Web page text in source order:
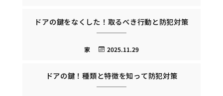
ドアの鍵をなくした！取るべき行動と防犯対策
2025.11.29
家
ドアの鍵！種類と特徴を知って防犯対策